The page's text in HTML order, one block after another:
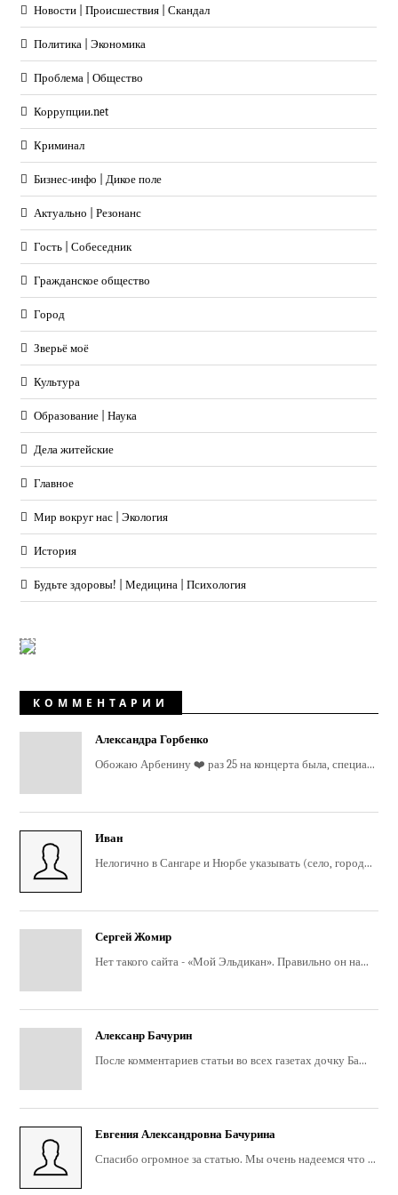
Новости | Происшествия | Скандал
Политика | Экономика
Проблема | Общество
Коррупции.net
Криминал
Бизнес-инфо | Дикое поле
Актуально | Резонанс
Гость | Собеседник
Гражданское общество
Город
Зверьё моё
Культура
Образование | Наука
Дела житейские
Главное
Мир вокруг нас | Экология
История
Будьте здоровы! | Медицина | Психология
КОММЕНТАРИИ
Александра Горбенко
Обожаю Арбенину ❤️ раз 25 на концерта была, специа...
Иван
Нелогично в Сангаре и Нюрбе указывать (село, город...
Сергей Жомир
Нет такого сайта - «Мой Эльдикан». Правильно он на...
Алексанр Бачурин
После комментариев статьи во всех газетах дочку Ба...
Евгения Александровна Бачурина
Спасибо огромное за статью. Мы очень надеемся что ...